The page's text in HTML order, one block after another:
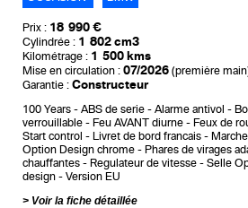
Prix : 18 990 €
Cylindrée : 1 802 cm3
Kilométrage : 1 500 kms
Mise en circulation : 07/2026 (première
Garantie : Constructeur
100 Years ABS de serie Alarme antivol
verrouillable
Feu AVANT diurne Feux de
Start control
Livret de bord francais
Option Design chrome
Phares de virages
chauffantes
Regulateur de vitesse Selle
design
Version EU
Voir la fiche détaillée